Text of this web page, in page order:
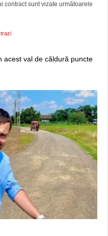
contract sunt vizate următoarele
acest val de căldură puncte